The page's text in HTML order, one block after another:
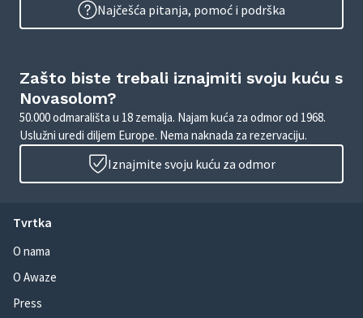
Najčešća pitanja, pomoć i podrška
Zašto biste trebali iznajmiti svoju kuću s
Novasolom?
50.000 odmarališta u 18 zemalja. Najam kuća za odmor od 1968.
Uslužni uredi diljem Europe. Nema naknada za rezervaciju.
Iznajmite svoju kuću za odmor
Tvrtka
O nama
O Awaze
Press